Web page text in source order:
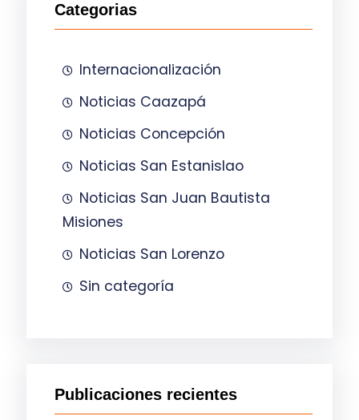
Categorias
Internacionalización
Noticias Caazapá
Noticias Concepción
Noticias San Estanislao
Noticias San Juan Bautista
Misiones
Noticias San Lorenzo
Sin categoría
Publicaciones recientes